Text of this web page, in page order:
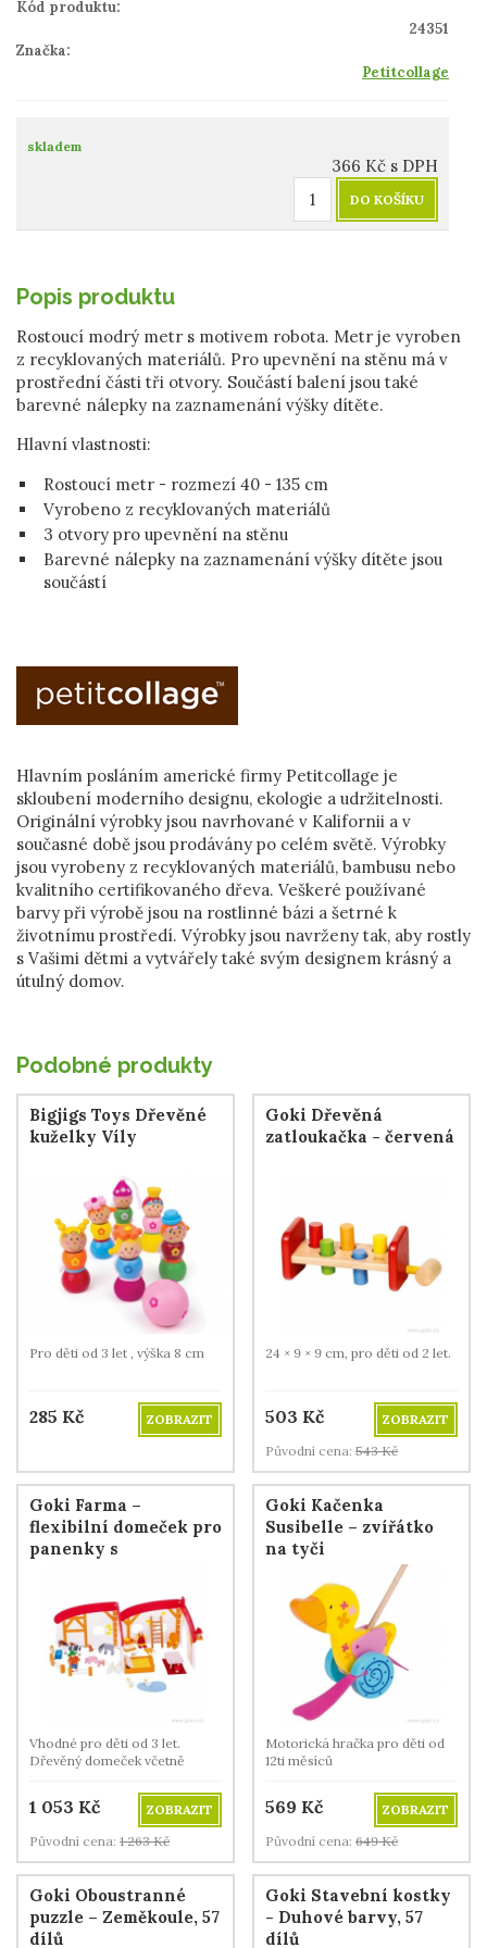
Kód produktu:
24351
Značka:
Petitcollage
skladem
366 Kč s DPH
DO KOŠÍKU
Popis produktu
Rostoucí modrý metr s motivem robota. Metr je vyroben
z recyklovaných materiálů. Pro upevnění na stěnu má v
prostřední části tři otvory. Součástí balení jsou také
barevné nálepky na zaznamenání výšky dítěte.
Hlavní vlastnosti:
Rostoucí metr - rozmezí 40 - 135 cm
Vyrobeno z recyklovaných materiálů
3 otvory pro upevnění na stěnu
Barevné nálepky na zaznamenání výšky dítěte jsou
součástí
Hlavním posláním americké firmy Petitcollage je
skloubení moderního designu, ekologie a udržitelnosti.
Originální výrobky jsou navrhované v Kalifornii a v
současné době jsou prodávány po celém světě. Výrobky
jsou vyrobeny z recyklovaných materiálů, bambusu nebo
kvalitního certifikovaného dřeva. Veškeré používané
barvy při výrobě jsou na rostlinné bázi a šetrné k
životnímu prostředí. Výrobky jsou navrženy tak, aby rostly
s Vašimi dětmi a vytvářely také svým designem krásný a
útulný domov.
Podobné produkty
Bigjigs Toys Dřevěné
kuželky Víly
Pro děti od 3 let , výška 8 cm
285 Kč ZOBRAZIT
Goki Dřevěná
zatloukačka - červená
24 × 9 × 9 cm, pro děti od 2 let.
503 Kč
ZOBRAZIT
Původní cena: 543 Kč
Goki Farma –
flexibilní domeček pro
panenky s
Vhodné pro děti od 3 let.
Dřevěný domeček včetně
1 053 Kč
ZOBRAZIT
Původní cena: 1 263 Kč
Goki Kačenka
Susibelle – zvířátko
na tyči
Motorická hračka pro děti od
12ti měsíců
569 Kč
ZOBRAZIT
Původní cena: 649 Kč
Goki Oboustranné
puzzle – Zeměkoule, 57
dílů
Goki Stavební kostky
- Duhové barvy, 57
dílů